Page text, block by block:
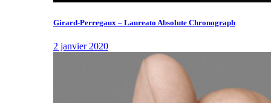
Girard-Perregaux – Laureato Absolute Chronograph
2 janvier 2020